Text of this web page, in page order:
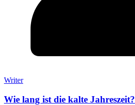
Writer
Wie lang ist die kalte Jahreszeit?